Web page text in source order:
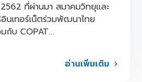
ที่ผ่านมา สมาคมวิทยุและ
นเทอร์เน็ตร่วมพัฒนาไทย
กับ COPAT...
อ่านเพิ่มเติม